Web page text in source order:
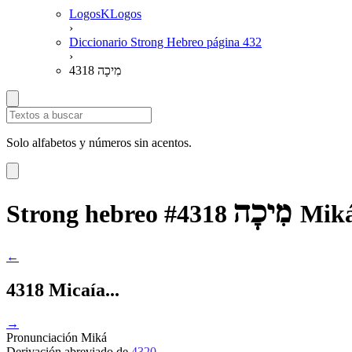
LogosKLogos
›
Diccionario Strong Hebreo página 432
›
4318 מִיכָה
Solo alfabetos y números sin acentos.
Strong hebreo #4318
←
4318 Micaía...
→
Pronunciación Miká